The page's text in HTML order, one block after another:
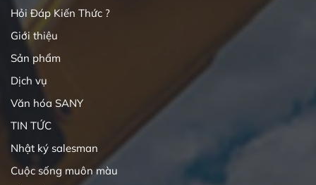
Hỏi Đáp Kiến Thức ?
Giới thiệu
Sản phẩm
Dịch vụ
Văn hóa SANY
TIN TỨC
Nhật ký salesman
Cuộc sống muôn màu